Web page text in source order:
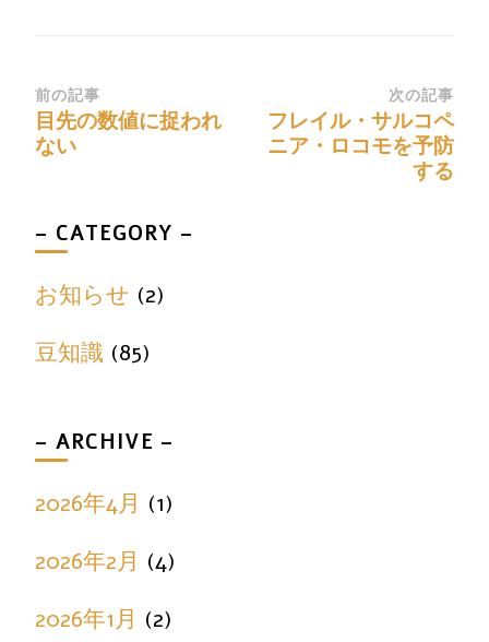
前の記事
目先の数値に捉われ
ない
次の記事
フレイル・サルコペ
ニア・ロコモを予防
する
– CATEGORY –
お知らせ (2)
豆知識 (85)
– ARCHIVE –
2026年4月 (1)
2026年2月 (4)
2026年1月 (2)